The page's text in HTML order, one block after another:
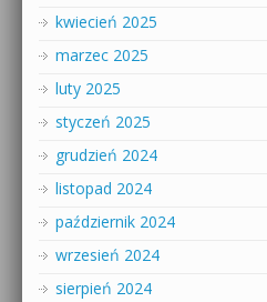
kwiecień 2025
marzec 2025
luty 2025
styczeń 2025
grudzień 2024
listopad 2024
październik 2024
wrzesień 2024
sierpień 2024